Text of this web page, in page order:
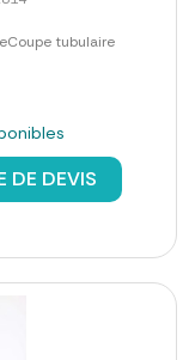
tubulaire
DE DEVIS